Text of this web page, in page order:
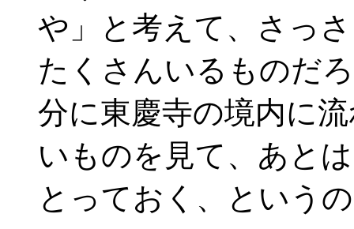
や」と考えて、さっ
たくさんいるものだ
分に東慶寺の境内に
いものを見て、あと
とっておく、という